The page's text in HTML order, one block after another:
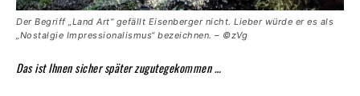
Der Begriff „Land Art“ gefällt Eisenberger nicht. Lieber würde er es als
„Nostalgie Impressionalismus“ bezeichnen. – ©zVg
Das ist Ihnen sicher später zugutegekommen …